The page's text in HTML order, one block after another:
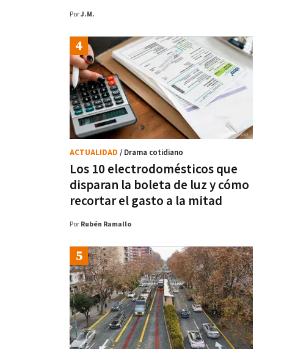
PorJ.M.
Los 10 electrodomésticos que
disparan la boleta de luz y cómo
recortar el gasto a la mitad
ACTUALIDAD / Drama cotidiano
Por Rubén Ramallo